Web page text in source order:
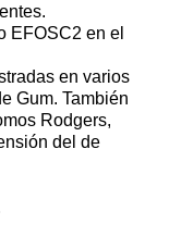
EFOSC2 en el
en varios
Gum. También
Rodgers,
del de